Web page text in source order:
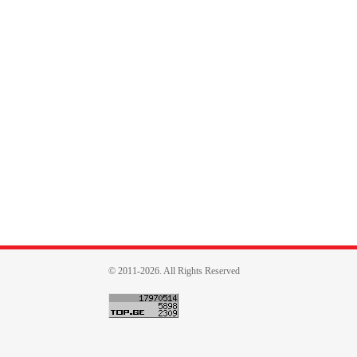
© 2011-2026. All Rights Reserved